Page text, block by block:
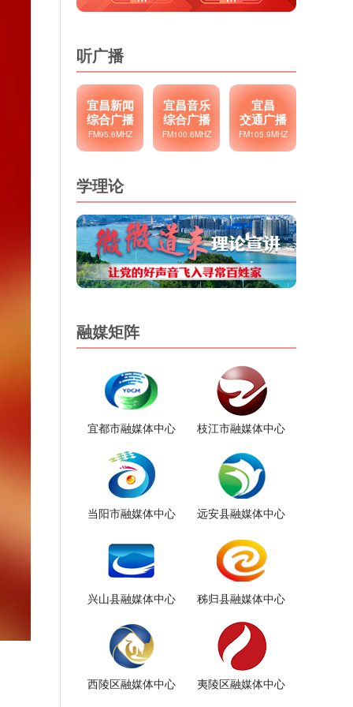
听广播
宜昌新闻
综合广播
FM95.6MHZ
宜昌音乐
综合广播
FM100.6MHZ
宜昌
交通广播
FM105.9MHZ
学理论
融媒矩阵
宜都市融媒体中心 枝江市融媒体中心
当阳市融媒体中心 远安县融媒体中心
兴山县融媒体中心 秭归县融媒体中心
西陵区融媒体中心 夷陵区融媒体中心